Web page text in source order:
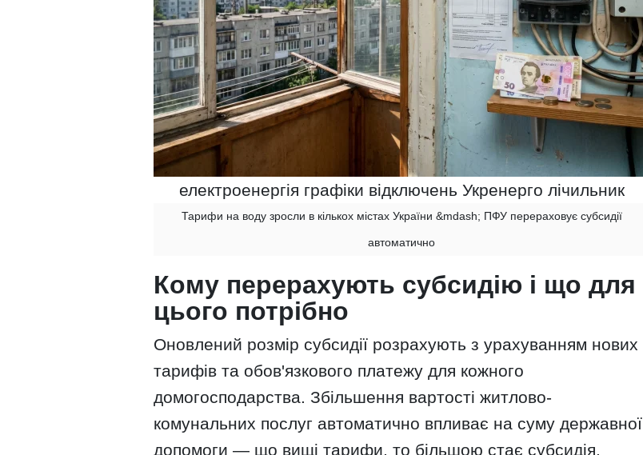
електроенергія графіки відключень Укренерго лічильник
Тарифи на воду зросли в кількох містах України &mdash; ПФУ перераховує субсидії
автоматично
Кому перерахують субсидію і що для
цього потрібно
Оновлений розмір субсидії розрахують з урахуванням нових
тарифів та обов'язкового платежу для кожного
домогосподарства. Збільшення вартості житлово-
комунальних послуг автоматично впливає на суму державної
допомоги — що вищі тарифи, то більшою стає субсидія.